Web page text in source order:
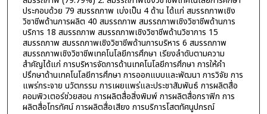
ประกอบด้วย 79 สมรรถภาพ เบ่งเป็น 4 ด้าน ได้แก่ สมรรถภาพเชิง
วิชาชีพด้านการผลิต 40 สมรรถภาพ สมรรถภาพเชิงวิชาชีพด้านการ
บริการ 18 สมรรถภาพ สมรรถภาพเชิงวิชาชีพด้านวิชาการ 15
สมรรถภาพ สมรรถภาพเชิงวิชาชีพด้านการบริหาร 6 สมรรถภาพ
สมรรถภาพเชิงวิชาชีพเทคโนโลยีการศึกษา เรียงลำดับตามความ
สำคัญได้แก่ การบริหารจัดการด้านเทคโนโลยีการศึกษา การให้คำ
ปรึกษาด้านเทคโนโลยีการศึกษา การออกแบบและพัฒนา การวิจัย การ
แพร่กระจาย นวัตกรรม การเผยแพร่และประชาสัมพันธ์ การผลิตสื่อ
คอมพิวเตอร์ช่วยสอน การผลิตสื่อสิ่งพิมพ์ การผลิตสื่อกราฟิก การ
ผลิตสื่อโทรทัศน์ การผลิตสื่อเสียง การบริการโสตทัศนูปกรณ์